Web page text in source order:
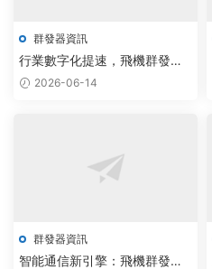
群發器資訊
行業數字化提速，飛機群發器
與紙飛機私信軟件以AI算法重
2026-06-14
群發器資訊
智能通信新引擎：飛機群發器